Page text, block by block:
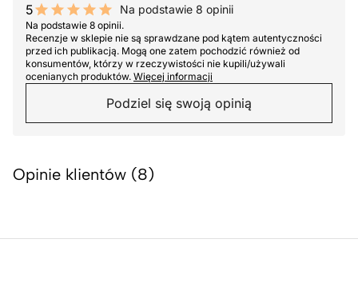
5
10 out of 10 stars
Na podstawie 8 opinii
Na podstawie 8 opinii.
Recenzje w sklepie nie są sprawdzane pod kątem autentyczności
przed ich publikacją. Mogą one zatem pochodzić również od
konsumentów, którzy w rzeczywistości nie kupili/używali
ocenianych produktów. Więcej informacji
Podziel się swoją opinią
Opinie klientów (8)